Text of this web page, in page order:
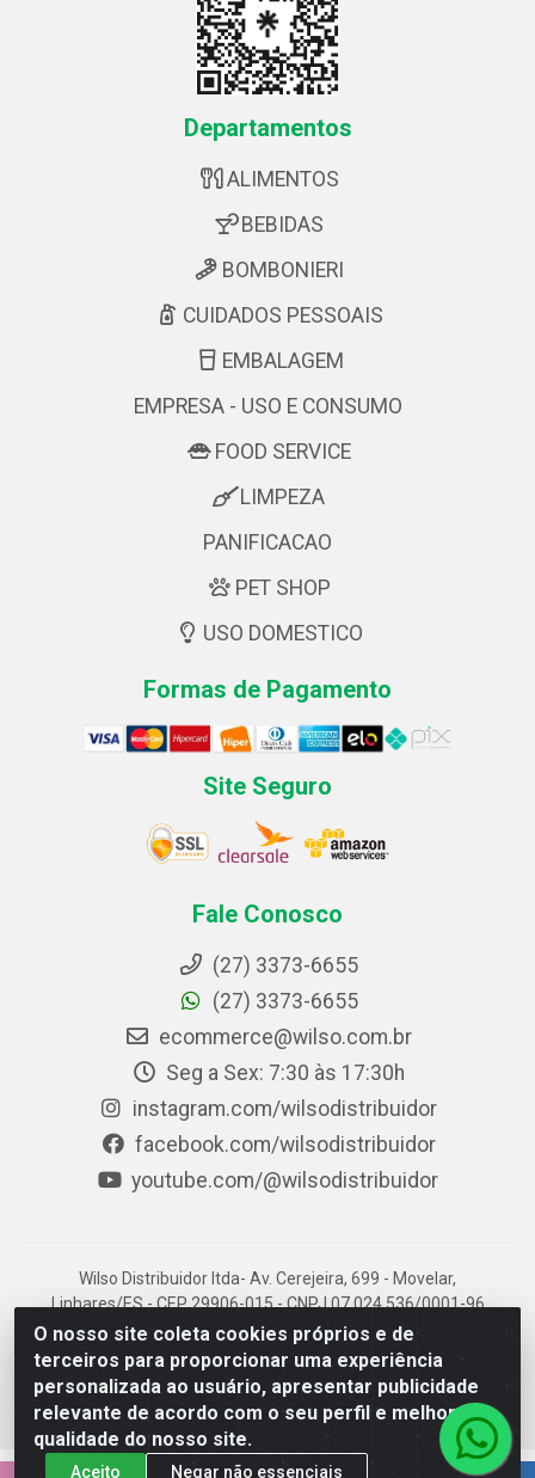
O nosso site coleta cookies próprios e de
terceiros para proporcionar uma experiência
personalizada ao usuário, apresentar publicidade
relevante de acordo com o seu perfil e melhorar a
qualidade do nosso site.
Aceito Negar não essenciais
Departamentos
ALIMENTOS
BEBIDAS
BOMBONIERI
CUIDADOS PESSOAIS
EMBALAGEM
EMPRESA - USO E CONSUMO
FOOD SERVICE
LIMPEZA
PANIFICACAO
PET SHOP
USO DOMESTICO
Formas de Pagamento
Site Seguro
Fale Conosco
(27) 3373-6655
(27) 3373-6655
ecommerce@wilso.com.br
Seg a Sex: 7:30 às 17:30h
instagram.com/wilsodistribuidor
facebook.com/wilsodistribuidor
youtube.com/@wilsodistribuidor
Wilso Distribuidor ltda- Av. Cerejeira, 699 - Movelar,
Linhares/ES - CEP 29906-015 - CNPJ 07.024.536/0001-96